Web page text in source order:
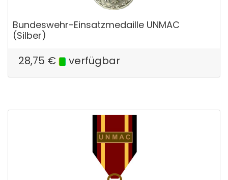
Bundeswehr-Einsatzmedaille UNMAC
(Silber)
28,75 € verfügbar